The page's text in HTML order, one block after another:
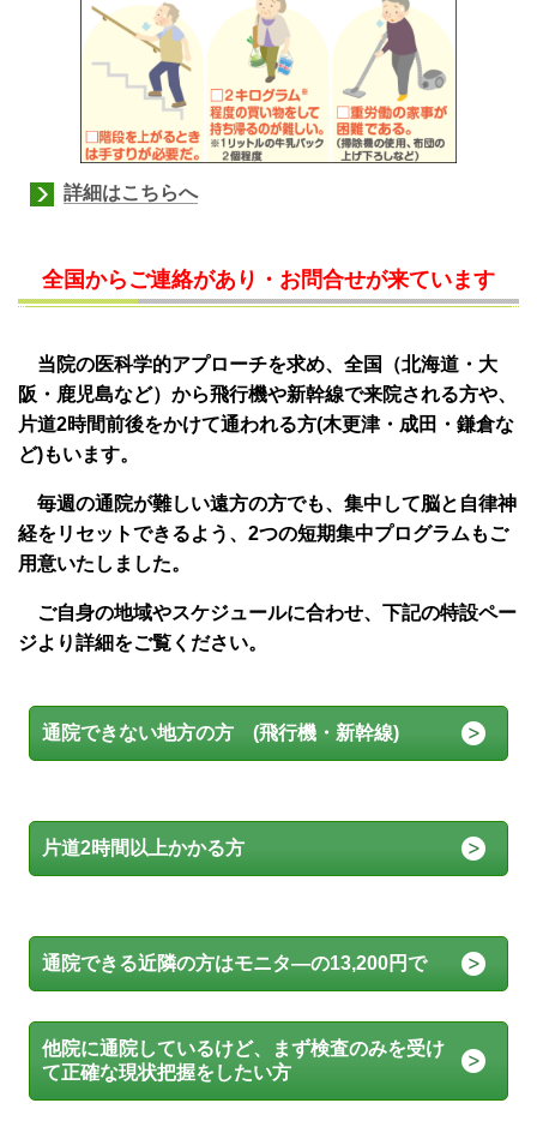
詳細はこちらへ
全国からご連絡があり・お問合せが来ています
当院の医科学的アプローチを求め、全国（北海道・大
阪・鹿児島など）から飛行機や新幹線で来院される方や、
片道2時間前後をかけて通われる方(木更津・成田・鎌倉な
ど)もいます。
毎週の通院が難しい遠方の方でも、集中して脳と自律神
経をリセットできるよう、2つの短期集中プログラムもご
用意いたしました。
ご自身の地域やスケジュールに合わせ、下記の特設ペー
ジより詳細をご覧ください。
通院できない地方の方 (飛行機・新幹線)
片道2時間以上かかる方
通院できる近隣の方はモニタ―の13,200円で
他院に通院しているけど、まず検査のみを受け
て正確な現状把握をしたい方